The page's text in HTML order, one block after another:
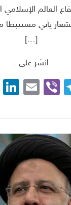
الإسلامي
يأتي
[…]
انشر على :
Viber